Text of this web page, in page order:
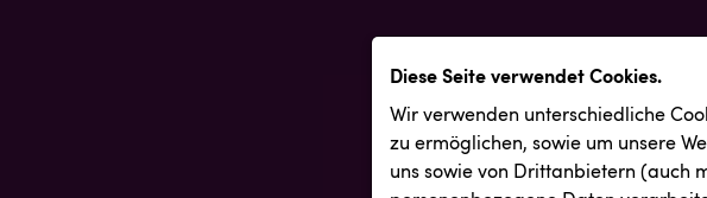
Diese Seite verwendet Cookies.
Wir verwenden unterschiedliche
zu ermöglichen, sowie um unsere
uns sowie von Drittanbietern (auch